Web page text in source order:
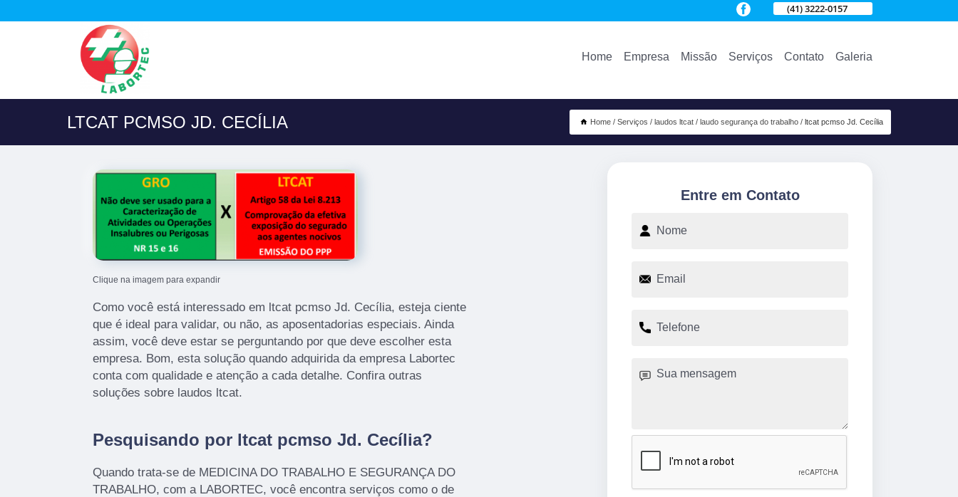
(41) 3222-0157
Home Empresa Missão Serviços Contato Galeria
LTCAT PCMSO JD. CECÍLIA Home Serviços laudos ltcat laudo segurança do trabalho ltcat pcmso Jd. Cecília
Clique na imagem para expandir
Como você está interessado em ltcat pcmso Jd. Cecília, esteja ciente
que é ideal para validar, ou não, as aposentadorias especiais. Ainda
assim, você deve estar se perguntando por que deve escolher esta
empresa. Bom, esta solução quando adquirida da empresa Labortec
conta com qualidade e atenção a cada detalhe. Confira outras
soluções sobre laudos ltcat.
Pesquisando por ltcat pcmso Jd. Cecília?
Quando trata-se de MEDICINA DO TRABALHO E SEGURANÇA DO
TRABALHO, com a LABORTEC, você encontra serviços como o de
Entre em Contato